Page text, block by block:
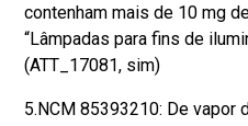
contenham mais de 10 mg
“Lâmpadas para fins de
(ATT_17081, sim)
5.NCM 85393210: De vapor